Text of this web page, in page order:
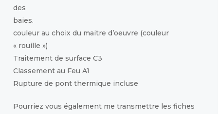
des
baies.
couleur au choix du maitre d’oeuvre (couleur
« rouille »)
Traitement de surface C3
Classement au Feu A1
Rupture de pont thermique incluse
Pourriez vous également me transmettre les fiches